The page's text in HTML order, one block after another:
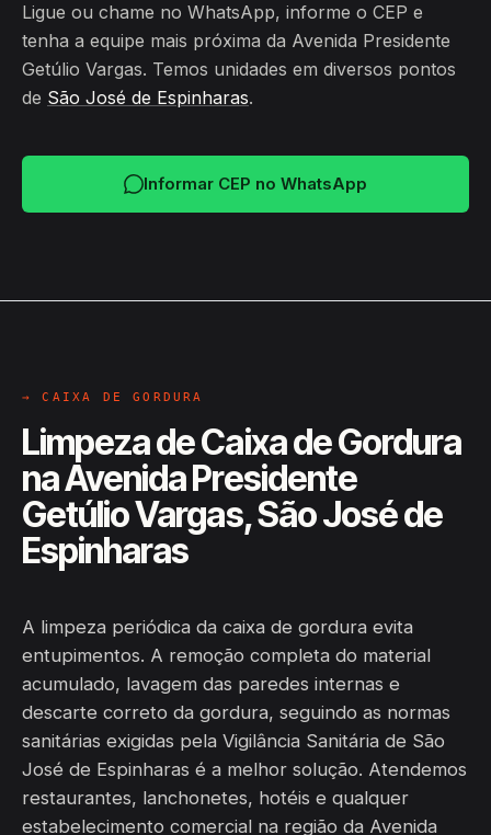
Ligue ou chame no WhatsApp, informe o CEP e
tenha a equipe mais próxima da Avenida Presidente
Getúlio Vargas. Temos unidades em diversos pontos
de São José de Espinharas.
Informar CEP no WhatsApp
→ CAIXA DE GORDURA
Limpeza de Caixa de Gordura
na Avenida Presidente
Getúlio Vargas, São José de
Espinharas
A limpeza periódica da caixa de gordura evita
entupimentos. A remoção completa do material
acumulado, lavagem das paredes internas e
descarte correto da gordura, seguindo as normas
sanitárias exigidas pela Vigilância Sanitária de São
José de Espinharas é a melhor solução. Atendemos
restaurantes, lanchonetes, hotéis e qualquer
estabelecimento comercial na região da Avenida